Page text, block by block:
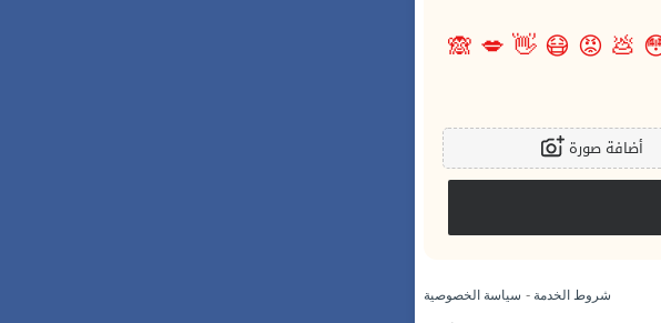
💩
😡
😷
👋
💋
🙈
أضافة صورة
شروط الخدمة - سياسة الخصوصية